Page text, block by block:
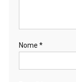
Nome *